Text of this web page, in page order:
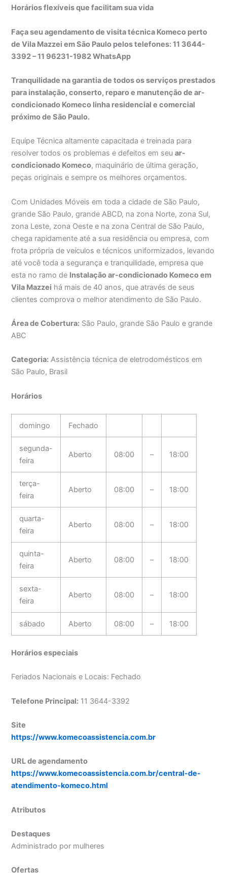
Horários flexíveis que facilitam sua vida
Faça seu agendamento de visita técnica Komeco perto
de Vila Mazzei em São Paulo pelos telefones: 11 3644-
3392 – 11 96231-1982 WhatsApp
Tranquilidade na garantia de todos os serviços prestados
para instalação, conserto, reparo e manutenção de ar-
condicionado Komeco linha residencial e comercial
próximo de São Paulo.
Equipe Técnica altamente capacitada e treinada para
resolver todos os problemas e defeitos em seuar-
condicionado Komeco, maquinário de última geração,
peças originais e sempre os melhores orçamentos.
Com Unidades Móveis em toda a cidade de São Paulo,
grande São Paulo, grande ABCD, na zona Norte, zona Sul,
zona Leste, zona Oeste e na zona Central de São Paulo,
chega rapidamente até a sua residência ou empresa, com
frota própria de veículos e técnicos uniformizados, levando
até você toda a segurança e tranquilidade, empresa que
esta no ramo de Instalação ar-condicionado Komeco em
Vila Mazzei há mais de 40 anos, que através de seus
clientes comprova o melhor atendimento de São Paulo.
Área de Cobertura: São Paulo, grande São Paulo e grande
ABC
Categoria: Assistência técnica de eletrodomésticos em
São Paulo, Brasil
Horários
domingo Fechado
segunda-
feira
Aberto 08:00 – 18:00
terça-
feira
Aberto 08:00 – 18:00
quarta-
feira
Aberto 08:00 – 18:00
quinta-
feira
Aberto 08:00 – 18:00
sexta-
feira
Aberto 08:00 – 18:00
sábado Aberto 08:00 – 18:00
Horários especiais
Feriados Nacionais e Locais: Fechado
Telefone Principal: 11 3644-3392
Site
https://www.komecoassistencia.com.br
URL de agendamento
https://www.komecoassistencia.com.br/central-de-
atendimento-komeco.html
Atributos
Destaques
Administrado por mulheres
Ofertas